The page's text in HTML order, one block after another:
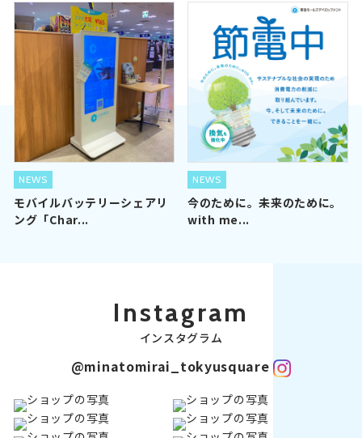
NEWS
モバイルバッテリーシェアリ
ング「Char...
NEWS
今のために。未来のために。
with me...
Instagram
インスタグラム
@minatomirai_tokyusquare